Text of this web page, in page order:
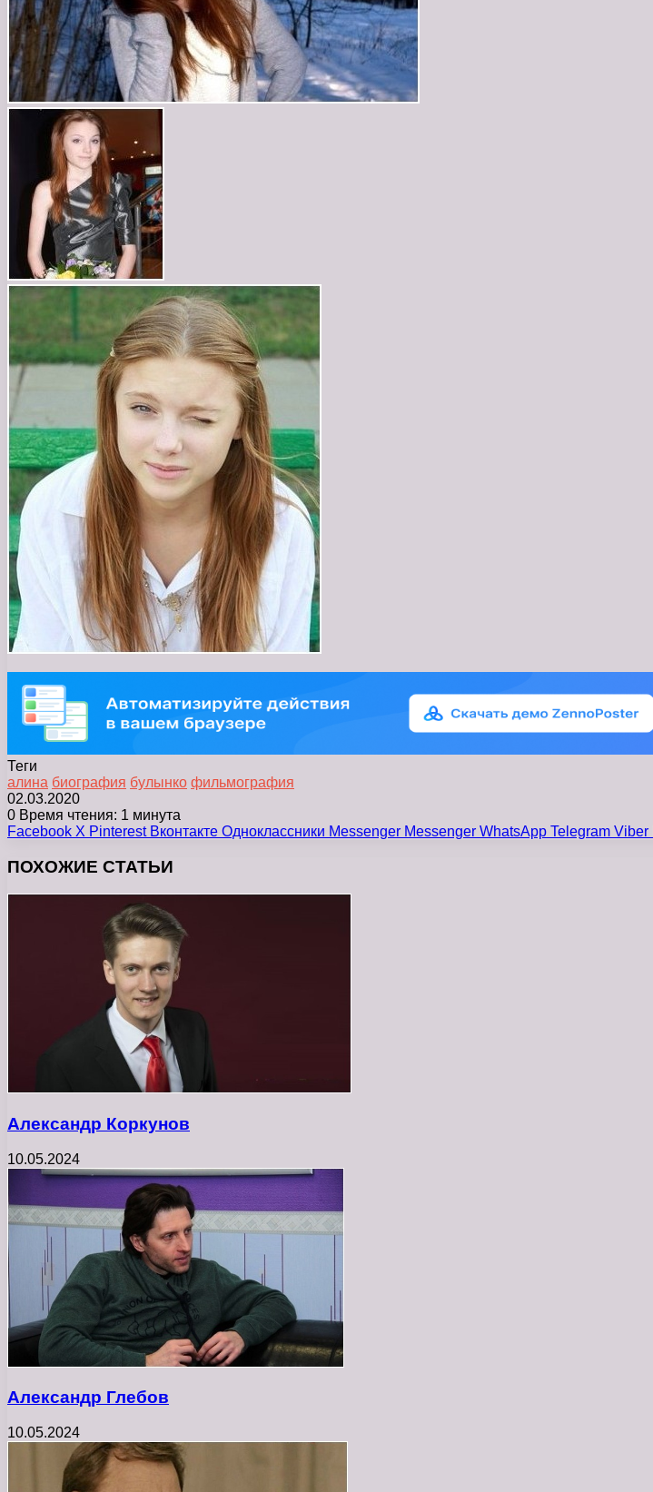
Теги
алина биография булынко фильмография
02.03.2020
0 Время чтения: 1 минута
Facebook X Pinterest Вконтакте Одноклассники Messenger Messenger WhatsApp Telegram Viber
ПОХОЖИЕ СТАТЬИ
Александр Коркунов
10.05.2024
Александр Глебов
10.05.2024